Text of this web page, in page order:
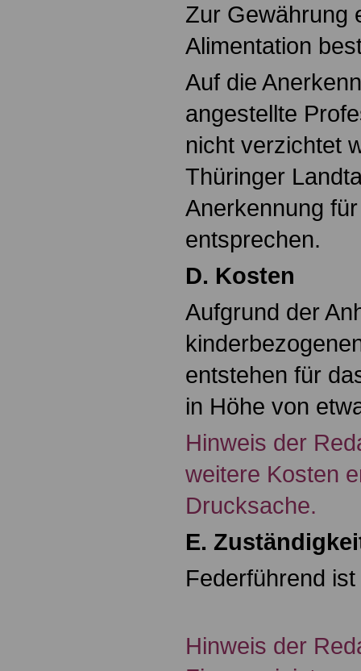
Zur Gewährung
Alimentation
Auf die
angestellte
nicht verzichtet
Thüringer
Anerkennung
entsprechen.
D. Kosten
Aufgrund der
entstehen für
in Höhe von
Hinweis der
weitere Kosten
Drucksache.
E.
Federführend
Hinweis der